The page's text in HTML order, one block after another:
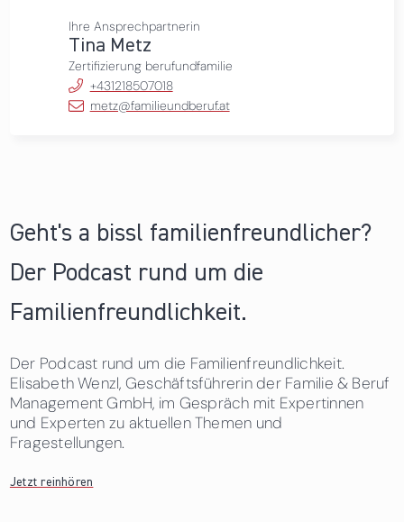
Ihre Ansprechpartnerin
Tina Metz
Zertifizierung berufundfamilie
+431218507018
metz@familieundberuf.at
Geht's a bissl familienfreundlicher?
Der Podcast rund um die
Familienfreundlichkeit.
Der Podcast rund um die Familienfreundlichkeit.
Elisabeth Wenzl, Geschäftsführerin der Familie & Beruf
Management GmbH, im Gespräch mit Expertinnen
und Experten zu aktuellen Themen und
Fragestellungen.
Jetzt reinhören